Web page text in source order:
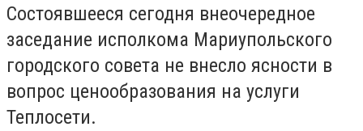
Состоявшееся сегодня внеочередное
заседание исполкома Мариупольского
городского совета не внесло ясности в
вопрос ценообразования на услуги
Теплосети.